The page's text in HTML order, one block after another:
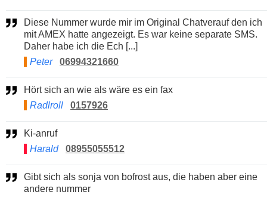
Diese Nummer wurde mir im Original Chatverauf den ich
mit AMEX hatte angezeigt. Es war keine separate SMS.
Daher habe ich die Ech [...]
Peter
06994321660
Hört sich an wie als wäre es ein fax
Radlroll
0157926
Ki-anruf
Harald
08955055512
Gibt sich als sonja von bofrost aus, die haben aber eine
andere nummer